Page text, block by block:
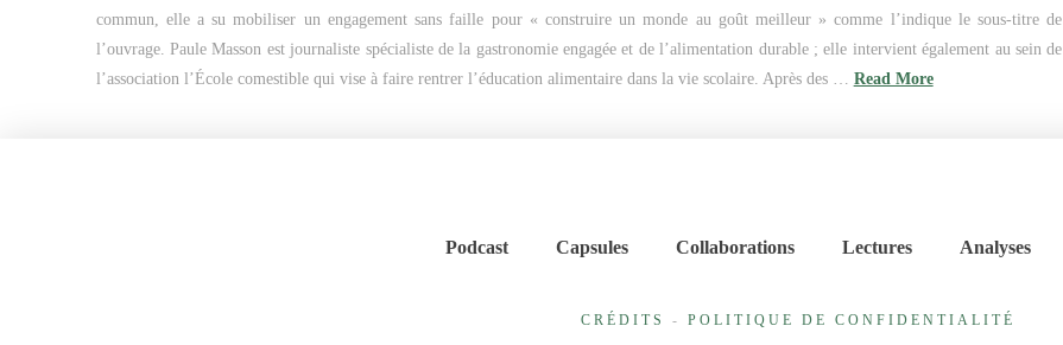
commun, elle a su mobiliser un engagement sans faille pour « construire un monde au goût meilleur » comme l’indique le sous-titre de
l’ouvrage. Paule Masson est journaliste spécialiste de la gastronomie engagée et de l’alimentation durable ; elle intervient également au sein de
l’association l’École comestible qui vise à faire rentrer l’éducation alimentaire dans la vie scolaire. Après des … Read More
Podcast Capsules Collaborations Lectures Analyses
CRÉDITS - POLITIQUE DE CONFIDENTIALITÉ